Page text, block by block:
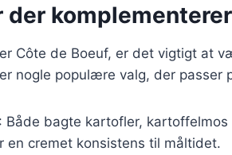
der
Côte de Boeuf, er det vigtigt at
nogle populære valg, der passer
: Både bagte kartofler,
en cremet konsistens til måltidet.